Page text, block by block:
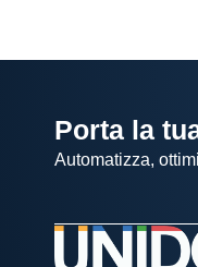
Porta la
Automatizza,